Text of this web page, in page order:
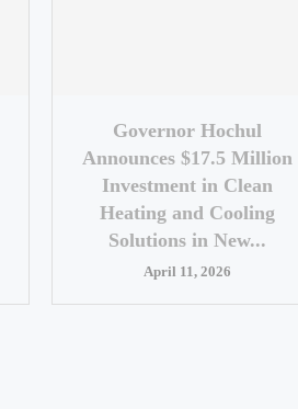
Governor Hochul
Announces $17.5 Million
Investment in Clean
Heating and Cooling
Solutions in New...
April 11, 2026